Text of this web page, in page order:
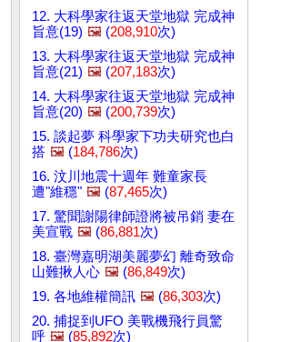
12. 大科學家往返天堂地獄 完成神
旨意(19) 🖼️ (208,910次)
13. 大科學家往返天堂地獄 完成神
旨意(21) 🖼️ (207,183次)
14. 大科學家往返天堂地獄 完成神
旨意(20) 🖼️ (200,739次)
15. 談起夢 科學家下功夫研究也白
搭 🖼️ (184,786次)
16. 汶川地震十週年 難童家長
遭"維穩" 🖼️ (87,465次)
17. 驚聞謝陽律師證將被吊銷 妻在
美宣戰 🖼️ (86,881次)
18. 臺灣嘉明湖美麗夢幻 離奇致命
山難揪人心 🖼️ (86,849次)
19. 各地維權簡訊 🖼️ (86,303次)
20. 捕捉到UFO 美戰機飛行員驚
呼 🖼️ (85,892次)